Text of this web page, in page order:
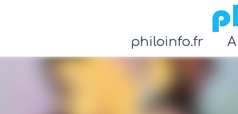
philoinfo.fr